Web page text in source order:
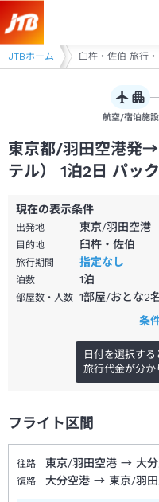
JTBホーム
行・ツアー 臼杵・佐伯 旅行
航空/宿泊施設
東京都/羽田空港発
テル） 1泊2日 パッ
現在の表示条件
出発地 東京/羽田空港
目的地 臼杵・佐伯
旅行期間 指定なし
泊数 1泊
部屋数・人数 1部屋/おとな2
条
日付を選択する
旅行代金が分か
フライト区間
往路 東京/羽田空港 → 大
復路 大分空港 → 東京/羽